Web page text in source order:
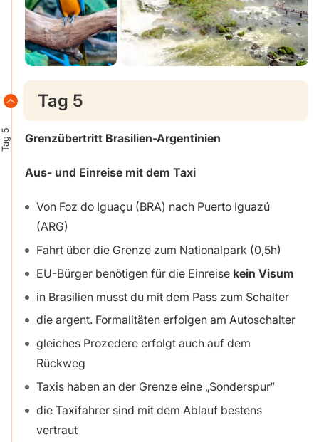
Tag 5
Tag 5
Grenzübertritt Brasilien-Argentinien
Aus- und Einreise mit dem Taxi
Von Foz do Iguaçu (BRA) nach Puerto Iguazú
(ARG)
Fahrt über die Grenze zum Nationalpark (0,5h)
EU-Bürger benötigen für die Einreise kein Visum
in Brasilien musst du mit dem Pass zum Schalter
die argent. Formalitäten erfolgen am Autoschalter
gleiches Prozedere erfolgt auch auf dem
Rückweg
Taxis haben an der Grenze eine „Sonderspur“
die Taxifahrer sind mit dem Ablauf bestens
vertraut